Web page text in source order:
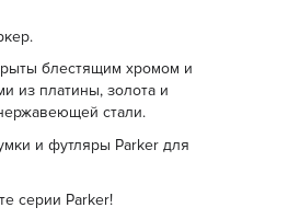
блестящим хромом и
из платины, золота и
стали.
и футляры Parker для
серии Parker!